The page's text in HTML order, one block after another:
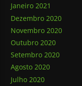
Janeiro 2021
Dezembro 2020
Novembro 2020
Outubro 2020
Setembro 2020
Agosto 2020
Julho 2020